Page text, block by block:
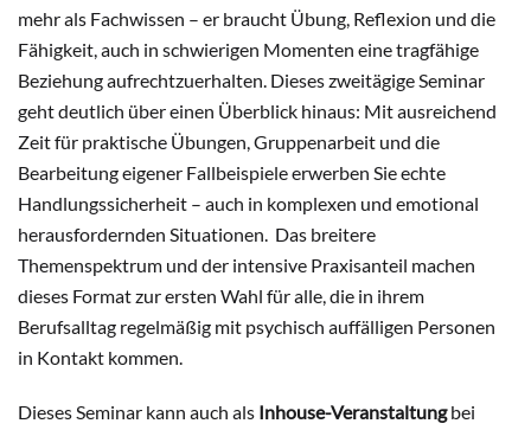
mehr als Fachwissen – er braucht Übung, Reflexion und die
Fähigkeit, auch in schwierigen Momenten eine tragfähige
Beziehung aufrechtzuerhalten. Dieses zweitägige Seminar
geht deutlich über einen Überblick hinaus: Mit ausreichend
Zeit für praktische Übungen, Gruppenarbeit und die
Bearbeitung eigener Fallbeispiele erwerben Sie echte
Handlungssicherheit – auch in komplexen und emotional
herausfordernden Situationen. Das breitere
Themenspektrum und der intensive Praxisanteil machen
dieses Format zur ersten Wahl für alle, die in ihrem
Berufsalltag regelmäßig mit psychisch auffälligen Personen
in Kontakt kommen.
Dieses Seminar kann auch als Inhouse-Veranstaltungbei